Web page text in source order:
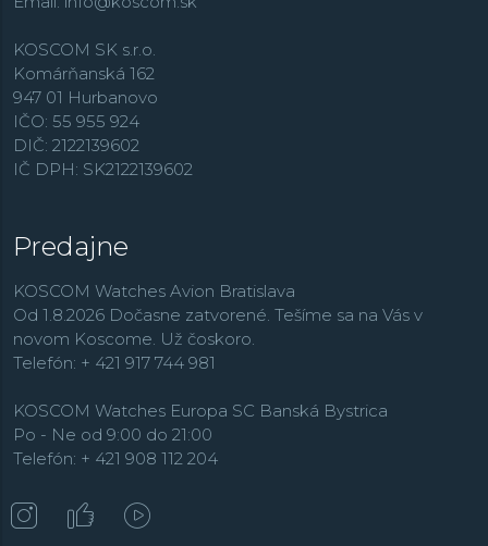
životnému štýlu. Značka Seiko vo svojom portfóliu
ponúka športové a odolné modely z rady
elegantné a spoločenské
King Seiko , GPS technológiu riadenú a solárne
napájanú kolekciu
automatických hodiniek
KOSCOM SK s.r.o.
Komárňanská 162
947 01 Hurbanovo
IČO: 55 955 924
DIČ: 2122139602
IČ DPH: SK2122139602
Predajne
KOSCOM Watches Avion Bratislava
Od 1.8.2026 Dočasne zatvorené. Tešíme sa na Vás v
novom Koscome. Už čoskoro.
Telefón: + 421 917 744 981
KOSCOM Watches Europa SC Banská Bystrica
Po - Ne od 9:00 do 21:00
Telefón: + 421 908 112 204